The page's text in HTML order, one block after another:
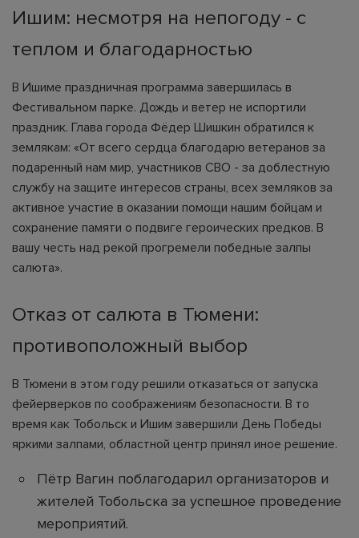
Ишим: несмотря на непогоду - с
теплом и благодарностью
В Ишиме праздничная программа завершилась в
Фестивальном парке. Дождь и ветер не испортили
праздник. Глава города Фёдер Шишкин обратился к
землякам: «От всего сердца благодарю ветеранов за
подаренный нам мир, участников СВО - за доблестную
службу на защите интересов страны, всех земляков за
активное участие в оказании помощи нашим бойцам и
сохранение памяти о подвиге героических предков. В
вашу честь над рекой прогремели победные залпы
салюта».
Отказ от салюта в Тюмени:
противоположный выбор
В Тюмени в этом году решили отказаться от запуска
фейерверков по соображениям безопасности. В то
время как Тобольск и Ишим завершили День Победы
яркими залпами, областной центр принял иное решение.
Пётр Вагин поблагодарил организаторов и
жителей Тобольска за успешное проведение
мероприятий.